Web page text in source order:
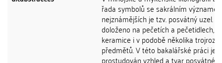
řada symbolů se sakrálním
nejznámějších je tzv. posvátný uzel.
doloženo na pečetích a pečetidlech,
keramice i v podobě několika
předmětů. V této bakalářské práci je
prostudován vzhled a tvar